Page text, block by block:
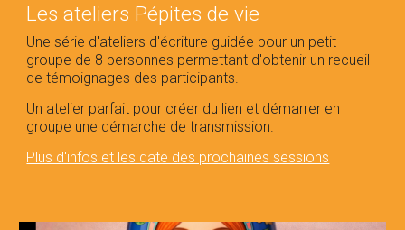
Lesateliers Pépites de vie
Une série d'ateliers d'écriture guidée pour un petit
groupe de 8 personnes permettant d'obtenir un recueil
de témoignages des participants.
Un atelier parfait pour créer du lien et démarrer en
groupe une démarche de transmission.
Plus d'infos et les date des prochaines sessions